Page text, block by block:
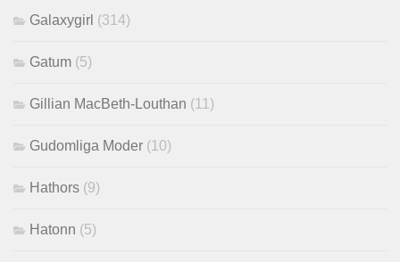
Galaxygirl (314)
Gatum (5)
Gillian MacBeth-Louthan (11)
Gudomliga Moder (10)
Hathors (9)
Hatonn (5)